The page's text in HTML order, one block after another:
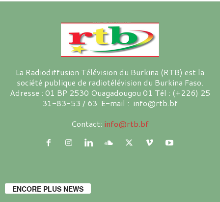
La Radiodiffusion Télévision du Burkina (RTB) est la
société publique de radiotélévision du Burkina Faso.
Adresse : 01 BP 2530 Ouagadougou 01 Tél : (+226) 25
31-83-53 / 63 E-mail : info@rtb.bf
Contact: info@rtb.bf
ENCORE PLUS NEWS